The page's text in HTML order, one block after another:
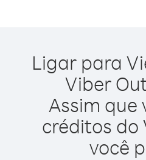
Ligar para
Viber
Assim que
créditos do
você